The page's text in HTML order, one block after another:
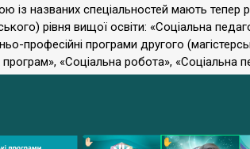
із названих спеціальностей мають тепер
рівня вищої освіти: «Соціальна
професійні програми другого
«Соціальна робота», «Соціальна